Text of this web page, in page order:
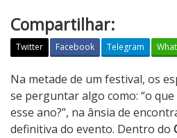
Compartilhar:
Twitter Facebook Telegram
O
V
é
u
Na metade de um festival, os
se perguntar algo como: “o
esse ano?”, na ânsia de
definitiva do evento. Dentro do